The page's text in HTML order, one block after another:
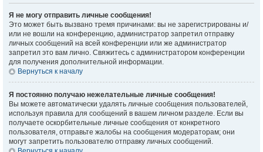
Я не могу отправить личные сообщения!
Это может быть вызвано тремя причинами: вы не зарегистрированы и/
или не вошли на конференцию, администратор запретил отправку
личных сообщений на всей конференции или же администратор
запретил это вам лично. Свяжитесь с администратором конференции
для получения дополнительной информации.
Вернуться к началу
Я постоянно получаю нежелательные личные сообщения!
Вы можете автоматически удалять личные сообщения пользователей,
используя правила для сообщений в вашем личном разделе. Если вы
получаете оскорбительные личные сообщения от конкретного
пользователя, отправьте жалобы на сообщения модераторам; они
могут запретить пользователю отправку личных сообщений.